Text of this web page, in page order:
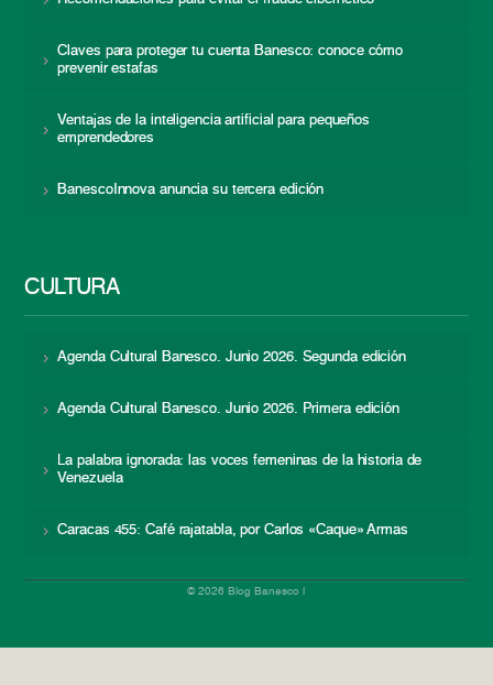
Claves para proteger tu cuenta Banesco: conoce cómo
prevenir estafas
Ventajas de la inteligencia artificial para pequeños
emprendedores
BanescoInnova anuncia su tercera edición
CULTURA
Agenda Cultural Banesco. Junio 2026. Segunda edición
Agenda Cultural Banesco. Junio 2026. Primera edición
La palabra ignorada: las voces femeninas de la historia de
Venezuela
Caracas 455: Café rajatabla, por Carlos «Caque» Armas
© 2026 Blog Banesco |